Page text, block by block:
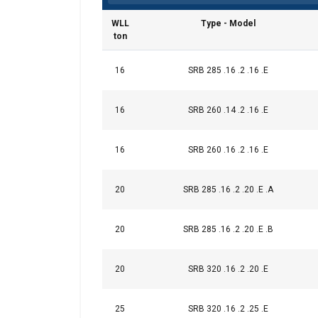
WLL
ton
Type - Model
16 SRB 285 .16 .2 .16 .E
16 SRB 260 .14 .2 .16 .E
16 SRB 260 .16 .2 .16 .E
20 SRB 285 .16 .2 .20 .E .A
20 SRB 285 .16 .2 .20 .E .B
20 SRB 320 .16 .2 .20 .E
25 SRB 320 .16 .2 .25 .E
We gebruiken
delen ook
kunnen